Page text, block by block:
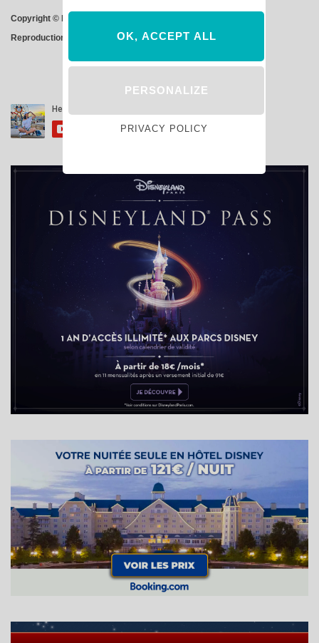
Copyright © Hello Disneyland 2018 – Tous droits réservés –
Reproduction interdite
OK, ACCEPT ALL
PERSONALIZE
PRIVACY POLICY